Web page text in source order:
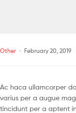
Other February 20, 2019
Ac haca ullamcorper
varius per a augue
tincidunt per a aptent